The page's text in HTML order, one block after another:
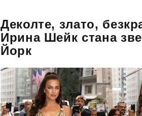
Деколте, злато,
Ирина Шейк стана
Йорк